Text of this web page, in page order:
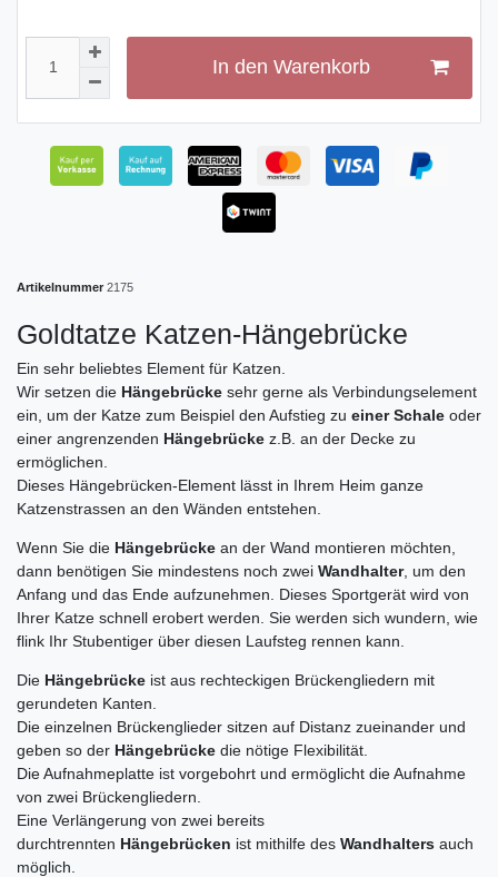
In den Warenkorb
Artikelnummer 2175
Goldtatze Katzen-Hängebrücke
Ein sehr beliebtes Element für Katzen.
Wir setzen die Hängebrücke sehr gerne als Verbindungselement
ein, um der Katze zum Beispiel den Aufstieg zu einer Schale oder
einer angrenzenden Hängebrücke z.B. an der Decke zu
ermöglichen.
Dieses Hängebrücken-Element lässt in Ihrem Heim ganze
Katzenstrassen an den Wänden entstehen.
Wenn Sie die Hängebrücke an der Wand montieren möchten,
dann benötigen Sie mindestens noch zwei Wandhalter, um den
Anfang und das Ende aufzunehmen. Dieses Sportgerät wird von
Ihrer Katze schnell erobert werden. Sie werden sich wundern, wie
flink Ihr Stubentiger über diesen Laufsteg rennen kann.
Die Hängebrücke ist aus rechteckigen Brückengliedern mit
gerundeten Kanten.
Die einzelnen Brückenglieder sitzen auf Distanz zueinander und
geben so der Hängebrücke die nötige Flexibilität.
Die Aufnahmeplatte ist vorgebohrt und ermöglicht die Aufnahme
von zwei Brückengliedern.
Eine Verlängerung von zwei bereits
durchtrennten Hängebrücken ist mithilfe des Wandhalters auch
möglich.